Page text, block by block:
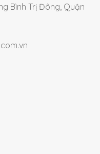
Bình Trị Đông, Quận